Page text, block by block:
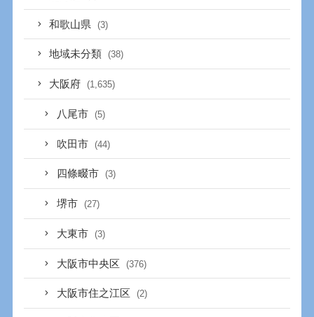
和歌山県 (3)
地域未分類 (38)
大阪府 (1,635)
八尾市 (5)
吹田市 (44)
四條畷市 (3)
堺市 (27)
大東市 (3)
大阪市中央区 (376)
大阪市住之江区 (2)